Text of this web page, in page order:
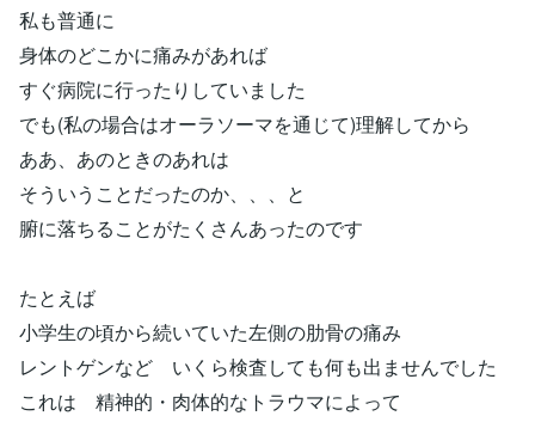
私も普通に
身体のどこかに痛みがあれば
すぐ病院に行ったりしていました
でも(私の場合はオーラソーマを通じて)理解してから
ああ、あのときのあれは
そういうことだったのか、、、と
腑に落ちることがたくさんあったのです
たとえば
小学生の頃から続いていた左側の肋骨の痛み
レントゲンなど いくら検査しても何も出ませんでした
これは 精神的・肉体的なトラウマによって